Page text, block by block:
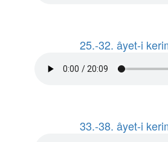
25.-32. âyet-i
33.-38. âyet-i